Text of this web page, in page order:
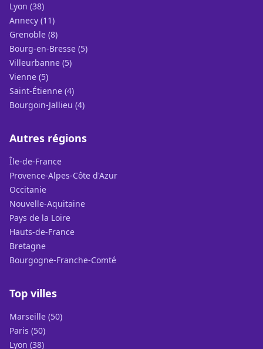
Lyon (38)
Annecy (11)
Grenoble (8)
Bourg-en-Bresse (5)
Villeurbanne (5)
Vienne (5)
Saint-Étienne (4)
Bourgoin-Jallieu (4)
Autres régions
Île-de-France
Provence-Alpes-Côte d'Azur
Occitanie
Nouvelle-Aquitaine
Pays de la Loire
Hauts-de-France
Bretagne
Bourgogne-Franche-Comté
Top villes
Marseille (50)
Paris (50)
Lyon (38)